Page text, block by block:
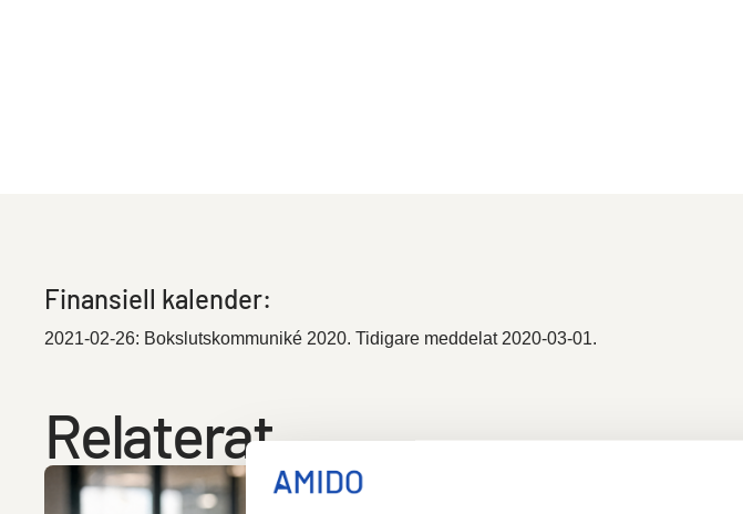
Finansiell kalender:
2021-02-26: Bokslutskommuniké 2020. Tidigare meddelat 2020-03-01.
Relaterat